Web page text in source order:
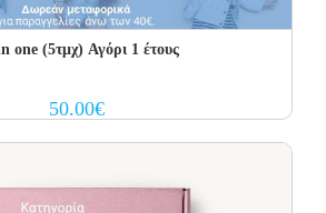
one (5τμχ) Αγόρι 1 έτους
50.00€